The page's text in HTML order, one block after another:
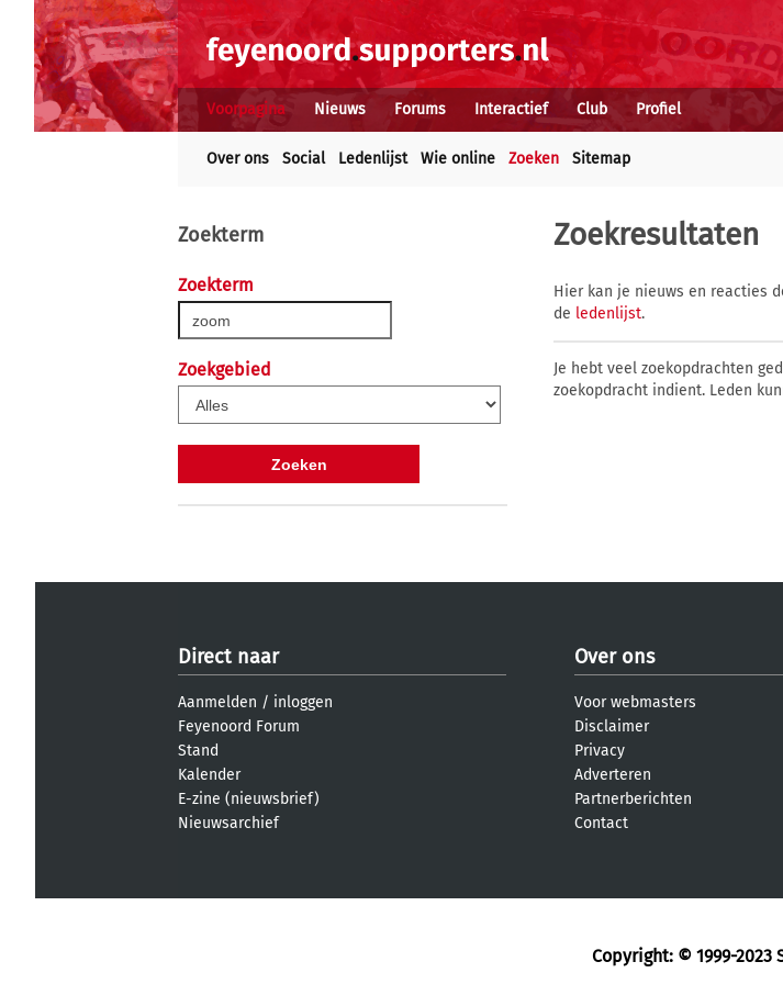
Voorpagina Nieuws Forums Interactief Club Profiel
Over ons Social Ledenlijst Wie online Zoeken Sitemap
Zoekterm
Zoekterm
Zoekgebied
Zoekresultaten
Hier kan je nieuws en reacties
de ledenlijst.
Je hebt veel zoekopdrachten
zoekopdracht indient. Leden
Direct naar
Aanmelden / inloggen
Feyenoord Forum
Stand
Kalender
E-zine (nieuwsbrief)
Nieuwsarchief
Over ons
Voor webmasters
Disclaimer
Privacy
Adverteren
Partnerberichten
Contact
Copyright: © 1999-2023